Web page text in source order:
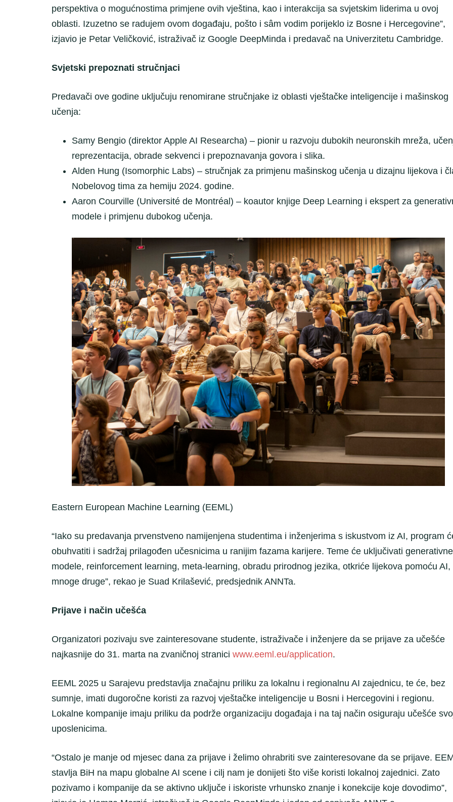
perspektiva o mogućnostima primjene ovih vještina, kao i interakcija sa svjetskim liderima u ovoj
oblasti. Izuzetno se radujem ovom događaju, pošto i sâm vodim porijeklo iz Bosne i Hercegovine”,
izjavio je Petar Veličković, istraživač iz Google DeepMinda i predavač na Univerzitetu Cambridge.
Svjetski prepoznati stručnjaci
Predavači ove godine uključuju renomirane stručnjake iz oblasti vještačke inteligencije i mašinskog
učenja:
Samy Bengio (direktor Apple AI Researcha) – pionir u razvoju dubokih neuronskih mreža,
reprezentacija, obrade sekvenci i prepoznavanja govora i slika.
Alden Hung (Isomorphic Labs) – stručnjak za primjenu mašinskog učenja u dizajnu lijekova i
Nobelovog tima za hemiju 2024. godine.
Aaron Courville (Université de Montréal) – koautor knjige Deep Learning i ekspert za
modele i primjenu dubokog učenja.
Eastern European Machine Learning (EEML)
“Iako su predavanja prvenstveno namijenjena studentima i inženjerima s iskustvom iz AI, program
obuhvatiti i sadržaj prilagođen učesnicima u ranijim fazama karijere. Teme će uključivati generativne
modele, reinforcement learning, meta-learning, obradu prirodnog jezika, otkriće lijekova pomoću AI,
mnoge druge”, rekao je Suad Krilašević, predsjednik ANNTa.
Prijave i način učešća
Organizatori pozivaju sve zainteresovane studente, istraživače i inženjere da se prijave za učešće
najkasnije do 31. marta na zvaničnoj stranici www.eeml.eu/application.
EEML 2025 u Sarajevu predstavlja značajnu priliku za lokalnu i regionalnu AI zajednicu, te će, bez
sumnje, imati dugoročne koristi za razvoj vještačke inteligencije u Bosni i Hercegovini i regionu.
Lokalne kompanije imaju priliku da podrže organizaciju događaja i na taj način osiguraju učešće
uposlenicima.
“Ostalo je manje od mjesec dana za prijave i želimo ohrabriti sve zainteresovane da se prijave.
stavlja BiH na mapu globalne AI scene i cilj nam je donijeti što više koristi lokalnoj zajednici. Zato
pozivamo i kompanije da se aktivno uključe i iskoriste vrhunsko znanje i konekcije koje dovodimo”,